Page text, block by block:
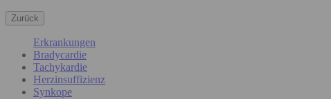
Zurück
Erkrankungen
Bradycardie
Tachykardie
Herzinsuffizienz
Synkope